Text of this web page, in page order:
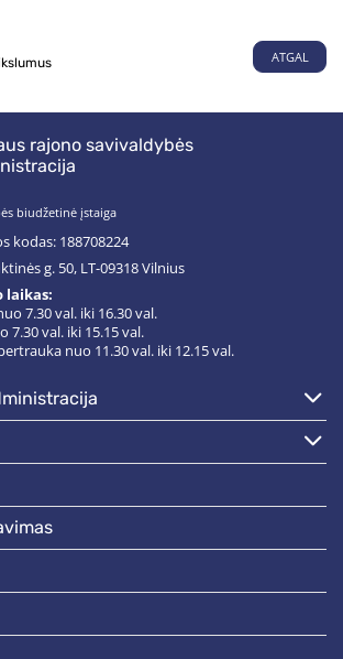
ATGAL
rajono savivaldybės
biudžetinė įstaiga
kodas: 188708224
g. 50, LT-09318 Vilnius
laikas:
7.30 val. iki 16.30 val.
7.30 val. iki 15.15 val.
nuo 11.30 val. iki 12.15 val.